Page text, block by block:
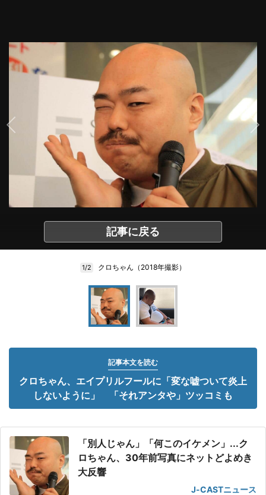
記事に戻る
1/2 クロちゃん（2018年撮影）
記事本文を読む
クロちゃん、エイプリルフールに「変な嘘ついて炎上
しないように」 「それアンタや」ツッコミも
「別人じゃん」「何このイケメン」...ク
ロちゃん、30年前写真にネットどよめき
大反響
J-CASTニュース